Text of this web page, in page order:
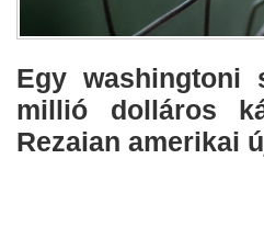
Egy washingtoni
millió dolláros
Rezaian amerikai